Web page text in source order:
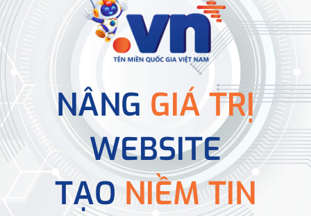
NÂNG GIÁ TRỊ
WEBSITE
TẠONIỀM TIN